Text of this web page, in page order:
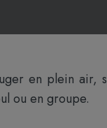
en plein
ou en groupe.